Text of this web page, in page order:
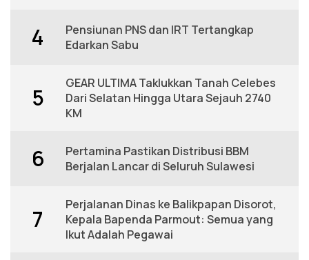
4
Pensiunan PNS dan IRT Tertangkap
Edarkan Sabu
5
GEAR ULTIMA Taklukkan Tanah Celebes
Dari Selatan Hingga Utara Sejauh 2740
KM
6
Pertamina Pastikan Distribusi BBM
Berjalan Lancar di Seluruh Sulawesi
7
Perjalanan Dinas ke Balikpapan Disorot,
Kepala Bapenda Parmout: Semua yang
Ikut Adalah Pegawai